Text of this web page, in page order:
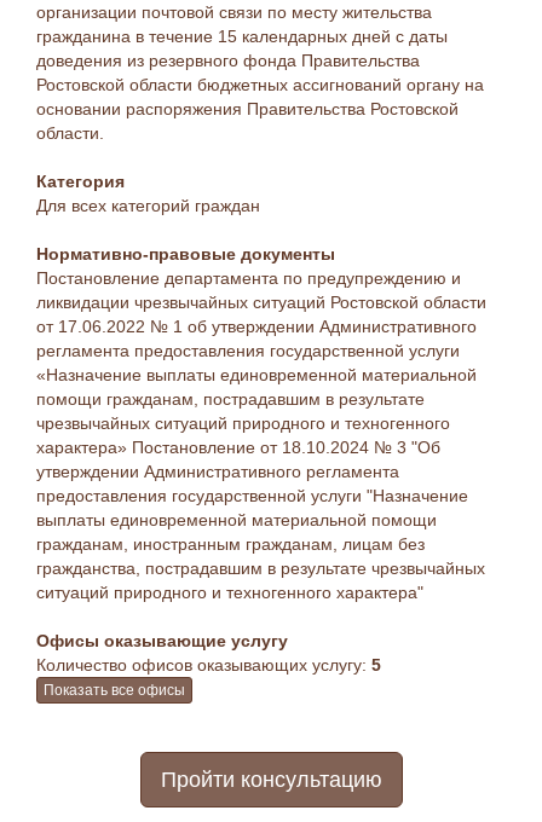
организации почтовой связи по месту жительства
гражданина в течение 15 календарных дней с даты
доведения из резервного фонда Правительства
Ростовской области бюджетных ассигнований органу на
основании распоряжения Правительства Ростовской
области.
Категория
Для всех категорий граждан
Нормативно-правовые документы
Постановление департамента по предупреждению и
ликвидации чрезвычайных ситуаций Ростовской области
от 17.06.2022 № 1 об утверждении Административного
регламента предоставления государственной услуги
«Назначение выплаты единовременной материальной
помощи гражданам, пострадавшим в результате
чрезвычайных ситуаций природного и техногенного
характера» Постановление от 18.10.2024 № 3 "Об
утверждении Административного регламента
предоставления государственной услуги "Назначение
выплаты единовременной материальной помощи
гражданам, иностранным гражданам, лицам без
гражданства, пострадавшим в результате чрезвычайных
ситуаций природного и техногенного характера"
Офисы оказывающие услугу
Количество офисов оказывающих услугу: 5
Показать все офисы
Пройти консультацию